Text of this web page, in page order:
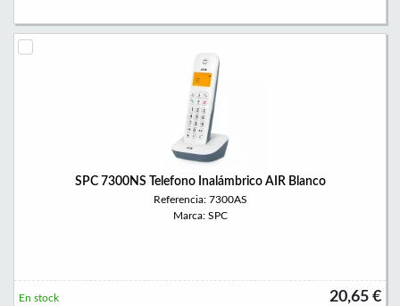
SPC 7300NS Telefono Inalámbrico AIR Blanco
Referencia: 7300AS
Marca: SPC
20,65 €
En stock